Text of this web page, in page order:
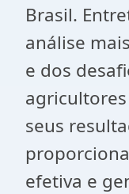
Brasil.
análise
e dos
seus
efetiva e